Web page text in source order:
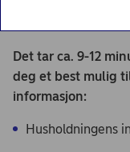
Det tar ca. 9-12
deg et best mulig
informasjon:
Husholdningens